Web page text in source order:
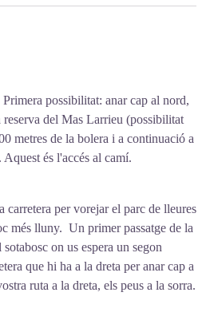
possibilitat: anar cap al nord,
reserva del Mas Larrieu (possibilitat
metres de la bolera i a continuació a
és l'accés al camí.
per vorejar el parc de lleures
més lluny. Un primer passatge de la
on us espera un segon
que hi ha a la dreta per anar cap a
ruta a la dreta, els peus a la sorra.